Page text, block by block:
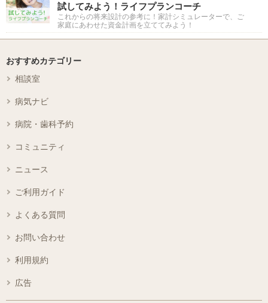
試してみよう！ライフプランコーチ
これからの将来設計の参考に！家計シミュレーターで、ご
家庭にあわせた資金計画を立ててみよう！
おすすめカテゴリー
相談室
病気ナビ
病院・歯科予約
コミュニティ
ニュース
ご利用ガイド
よくある質問
お問い合わせ
利用規約
広告